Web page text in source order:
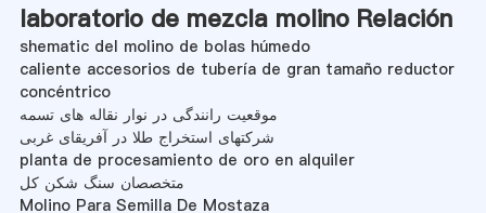
laboratorio de mezcla molino Relación
shematic del molino de bolas húmedo
caliente accesorios de tubería de gran tamaño reductor
concéntrico
موقعیت رانندگی در نوار نقاله های تسمه
شرکتهای استخراج طلا در آفریقای غربی
planta de procesamiento de oro en alquiler
متخصصان سنگ شکن کل
Molino Para Semilla De Mostaza